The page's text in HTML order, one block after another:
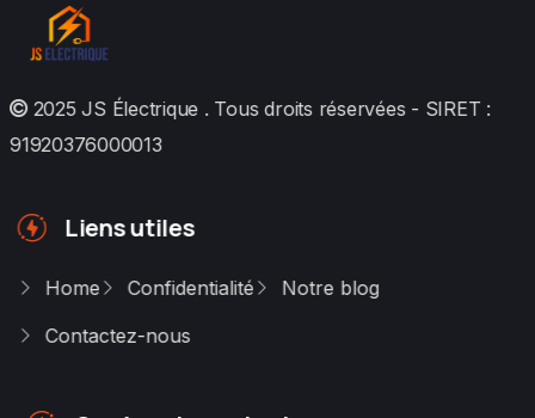
2025JS Électrique. Tous droits réservées - SIRET :
91920376000013
Liens utiles
Home Confidentialité
Notre blog
Contactez-nous